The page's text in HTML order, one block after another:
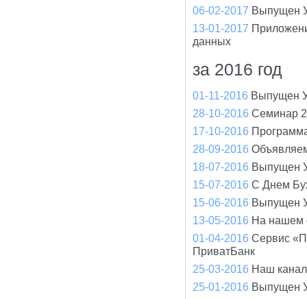
06-02-2017 Выпущен
13-01-2017
данных
за 2016 год
01-11-2016 Выпущен
28-10-2016 Семинар
17-10-2016
28-09-2016
18-07-2016 Выпущен
15-07-2016 С Днем
15-06-2016 Выпущен
13-05-2016 На нашем
01-04-2016 Сервис
ПриватБанк
25-03-2016 Наш
25-01-2016 Выпущен